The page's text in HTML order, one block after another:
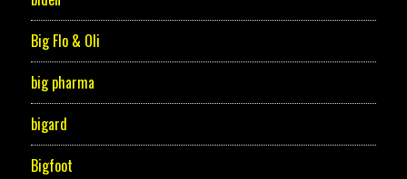
Big Flo & Oli
big pharma
bigard
Bigfoot